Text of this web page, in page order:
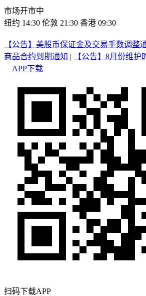
市场开市中
纽约 14:30 伦敦 21:30 香港 09:30
【公告】美股币保证金及交易手数调整
商品合约到期通知 |
【公告】8月份维护
APP下载
扫码下载APP